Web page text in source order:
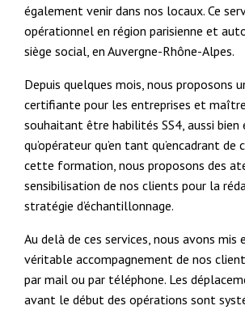
également venir dans nos locaux. Ce
opérationnel en région parisienne et
siège social, en Auvergne-Rhône-Alpes.
Depuis quelques mois, nous proposons
certifiante pour les entreprises et
souhaitant être habilités SS4, aussi bien
qu’opérateur qu’en tant qu’encadrant de
cette formation, nous proposons des
sensibilisation de nos clients pour la
stratégie d’échantillonnage.
Au delà de ces services, nous avons mis
véritable accompagnement de nos
par mail ou par téléphone. Les
avant le début des opérations sont